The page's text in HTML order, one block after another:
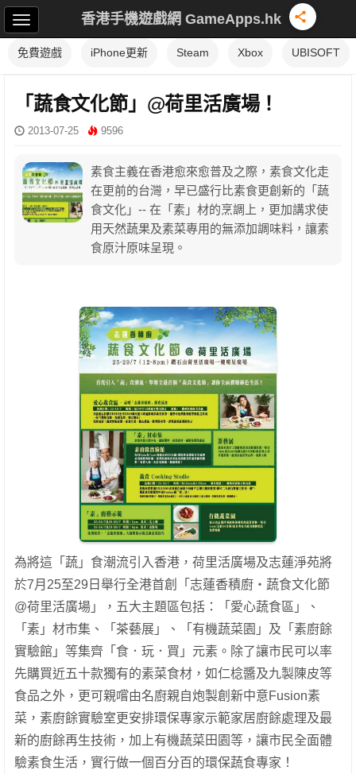
香港手機遊戲網 GameApps.hk
免費遊戲 iPhone更新 Steam Xbox UBISOFT
「蔬食文化節」@荷里活廣場！
2013-07-25 9596
素食主義在香港愈來愈普及之際，素食文化走
在更前的台灣，早已盛行比素食更創新的「蔬
食文化」-- 在「素」材的烹調上，更加講求使
用天然蔬果及素菜專用的無添加調味料，讓素
食原汁原味呈現。
為將這「蔬」食潮流引入香港，荷里活廣場及志蓮淨苑將
於7月25至29日舉行全港首創「志蓮香積廚‧蔬食文化節
@荷里活廣場」，五大主題區包括：「愛心蔬食區」、
「素」材市集、「茶藝展」、「有機蔬菜園」及「素廚餘
實驗館」等集齊「食．玩．買」元素。除了讓市民可以率
先購買近五十款獨有的素菜食材，如仁棯醬及九製陳皮等
食品之外，更可親嚐由名廚親自炮製創新中意Fusion素
菜，素廚餘實驗室更安排環保專家示範家居廚餘處理及最
新的廚餘再生技術，加上有機蔬菜田園等，讓市民全面體
驗素食生活，實行做一個百分百的環保蔬食專家！